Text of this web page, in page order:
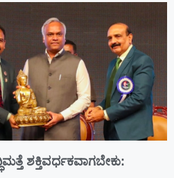
ಶಕ್ತಿವರ್ಧಕವಾಗಬೇಕು: